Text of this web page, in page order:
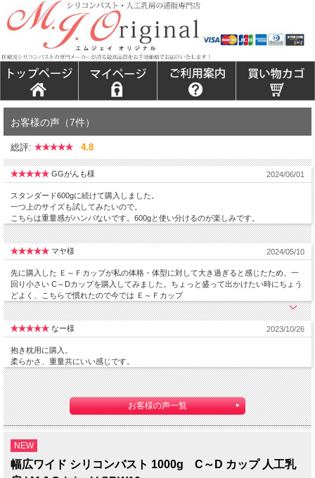
お客様の声（7件）
総評: 4.8
GGがんも様 2024/06/01
スタンダード600gに続けて購入しました。
一つ上のサイズも試してみたいので。
こちらは重量感がハンパないです。600gと使い分けるのが楽しみです。
マヤ様 2024/05/10
先に購入した Ｅ～Ｆカップが私の体格・体型に対して大き過ぎると感じたため、一
回り小さい C～Dカップを購入してみました。ちょっと盛って出かけたい時にちょう
どよく、こちらで慣れたので今では Ｅ～Ｆカップ
なー様 2023/10/26
抱き枕用に購入。
柔らかさ、重量共にいい感じです。
お客様の声一覧
NEW
幅広ワイド シリコンバスト 1000g C～D カップ 人工乳